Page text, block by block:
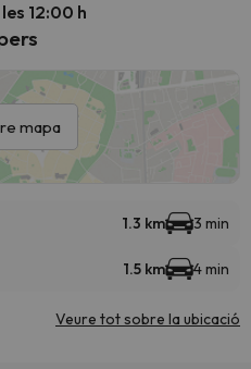
12:00 h
mapa
1.3 km 3 min
1.5 km 4 min
Veure tot sobre la ubicació